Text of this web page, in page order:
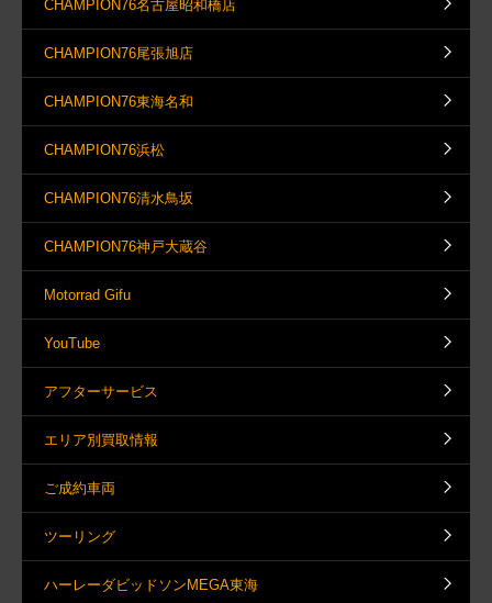
CHAMPION76名古屋昭和橋店
CHAMPION76尾張旭店
CHAMPION76東海名和
CHAMPION76浜松
CHAMPION76清水鳥坂
CHAMPION76神戸大蔵谷
Motorrad Gifu
YouTube
アフターサービス
エリア別買取情報
ご成約車両
ツーリング
ハーレーダビッドソンMEGA東海